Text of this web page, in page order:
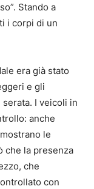
Stando a
i corpi di un
era già stato
e gli
I veicoli in
anche
le
che la presenza
che
con